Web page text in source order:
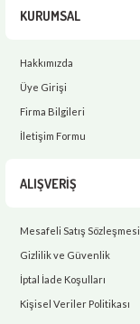
KURUMSAL
Hakkımızda
Üye Girişi
Firma Bilgileri
İletişim Formu
ALIŞVERİŞ
Mesafeli Satış Sözleşmesi
Gizlilik ve Güvenlik
İptal İade Koşulları
Kişisel Veriler Politikası